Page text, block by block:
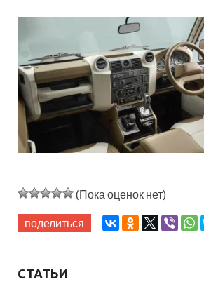
(Пока оценок нет)
поделиться
СТАТЬИ